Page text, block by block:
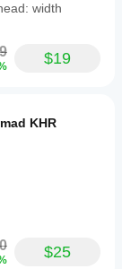
width
$19
KHR
$25